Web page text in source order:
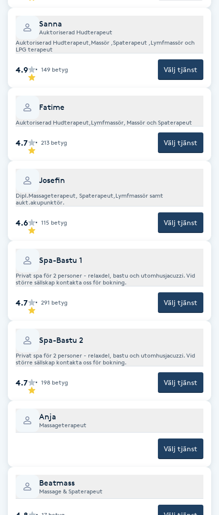
Coachning
Color correction
Cryoterapi
Dermapen
Extensions
Extensions borttagning
Faceliftmassage
Fet hårbotten
Fettreducering
Fillers
Fotmassage
Sanna
Auktoriserad Hudterapeut
Auktoriserad Hudterapeut,Massör ,Spaterapeut ,Lymfmassör och
LPG terapeut
4.9 149 betyg Välj tjänst
Fatime
Auktoriserad Hudterapeut,Lymfmassör, Massör och Spaterapeut
4.7 213 betyg Välj tjänst
Josefin
Dipl.Massageterapeut, Spaterapeut,Lymfmassör samt
aukt.akupunktör.
4.6 115 betyg Välj tjänst
Spa-Bastu 1
Privat spa för 2 personer - relaxdel, bastu och utomhusjacuzzi. Vid
större sällskap kontakta oss för bokning.
4.7 291 betyg Välj tjänst
Spa-Bastu 2
Privat spa för 2 personer - relaxdel, bastu och utomhusjacuzzi. Vid
större sällskap kontakta oss för bokning.
4.7 198 betyg Välj tjänst
Anja
Massageterapeut
Välj tjänst
Beatmass
Massage & Spaterapeut